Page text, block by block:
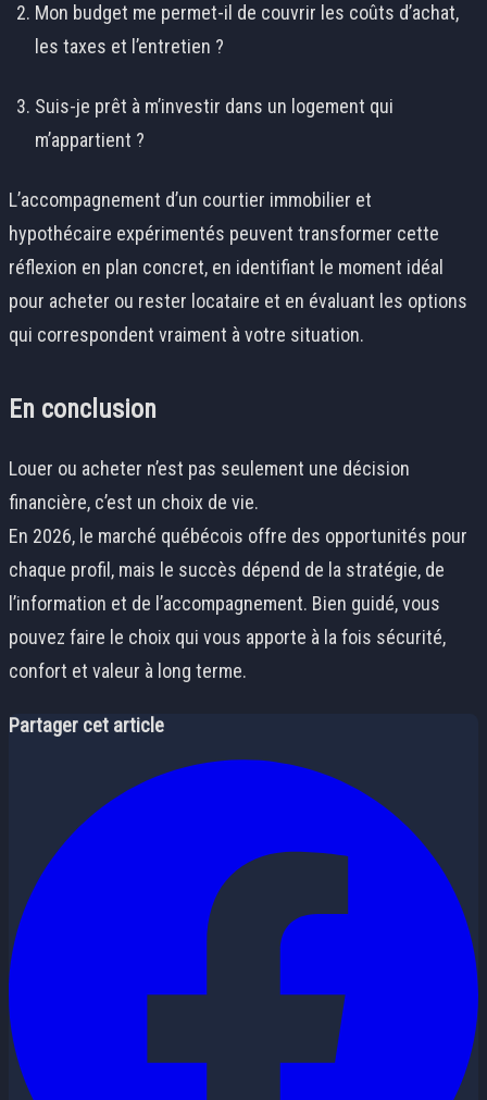
Mon budget me permet-il de couvrir les coûts d’achat,
les taxes et l’entretien ?
Suis-je prêt à m’investir dans un logement qui
m’appartient ?
L’accompagnement d’un courtier immobilier et
hypothécaire expérimentés peuvent transformer cette
réflexion en plan concret, en identifiant le moment idéal
pour acheter ou rester locataire et en évaluant les options
qui correspondent vraiment à votre situation.
En conclusion
Louer ou acheter n’est pas seulement une décision
financière, c’est un choix de vie.
En 2026, le marché québécois offre des opportunités pour
chaque profil, mais le succès dépend de la stratégie, de
l’information et de l’accompagnement. Bien guidé, vous
pouvez faire le choix qui vous apporte à la fois sécurité,
confort et valeur à long terme.
Partager cet article